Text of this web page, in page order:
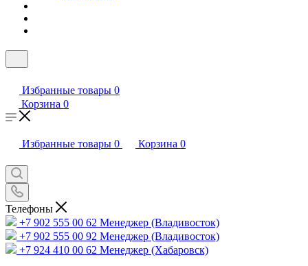
Избранные товары 0
Корзина 0
Избранные товары 0 Корзина 0
Телефоны
+7 902 555 00 62 Менеджер (Владивосток)
+7 902 555 00 92 Менеджер (Владивосток)
+7 924 410 00 62 Менеджер (Хабаровск)